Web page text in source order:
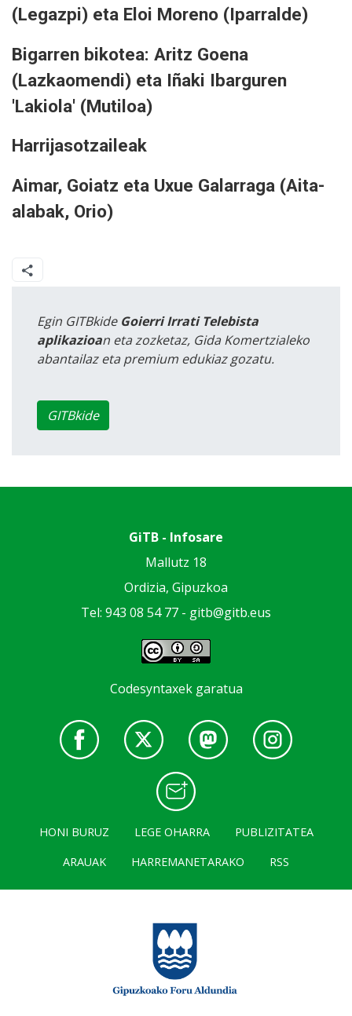
(Legazpi) eta Eloi Moreno (Iparralde)
Bigarren bikotea: Aritz Goena
(Lazkaomendi) eta Iñaki Ibarguren
'Lakiola' (Mutiloa)
Harrijasotzaileak
Aimar, Goiatz eta Uxue Galarraga (Aita-
alabak, Orio)
Egin GITBkide Goierri Irrati Telebista
aplikazioan eta zozketaz, Gida Komertzialeko
abantailaz eta premium edukiaz gozatu.
GITBkide
GiTB - Infosare
Mallutz 18
Ordizia, Gipuzkoa
Tel: 943 08 54 77 - gitb@gitb.eus
Codesyntaxek garatua
HONI BURUZ LEGE OHARRA
PUBLIZITATEA
ARAUAK
HARREMANETARAKO RSS